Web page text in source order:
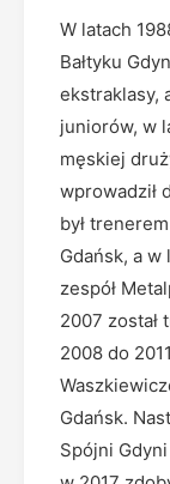
W latach
Bałtyku
ekstraklasy,
juniorów, w
męskiej
wprowadził
był
Gdańsk, a w
zespół
2007 został
2008 do
Gdańsk.
Spójni